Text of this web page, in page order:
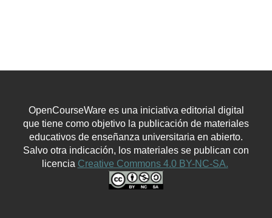
OpenCourseWare es una iniciativa editorial digital
que tiene como objetivo la publicación de materiales
educativos de enseñanza universitaria en abierto.
Salvo otra indicación, los materiales se publican con
licencia Creative Commons 4.0 BY-NC-SA.